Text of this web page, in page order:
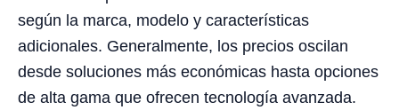
según la marca, modelo y características
adicionales. Generalmente, los precios oscilan
desde soluciones más económicas hasta opciones
de alta gama que ofrecen tecnología avanzada.